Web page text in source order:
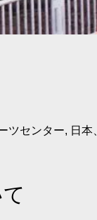
ツセンター, 日